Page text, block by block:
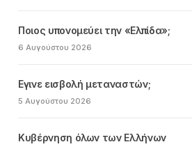
Ποιος υπονομεύει την «Ελπίδα»;
6 Αυγούστου 2026
Εγινε εισβολή μεταναστών;
5 Αυγούστου 2026
Κυβέρνηση όλων των Ελλήνων